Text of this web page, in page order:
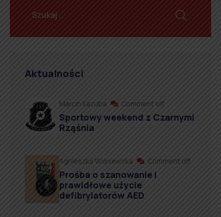
Aktualności
Marcin Kazuba Comment off
Sportowy weekend z Czarnymi
Rząśnia
Agnieszka Wiśniewska Comment off
Prośba o szanowanie i
prawidłowe użycie
defibrylatorów AED